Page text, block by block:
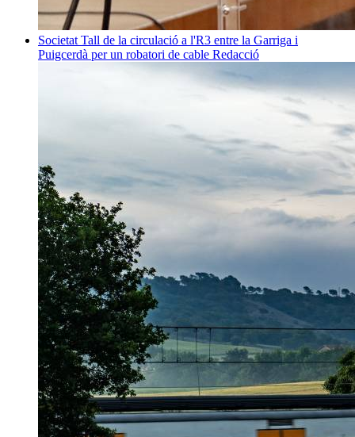
Societat Tall de la circulació a l'R3 entre la Garriga i
Puigcerdà per un robatori de cable Redacció